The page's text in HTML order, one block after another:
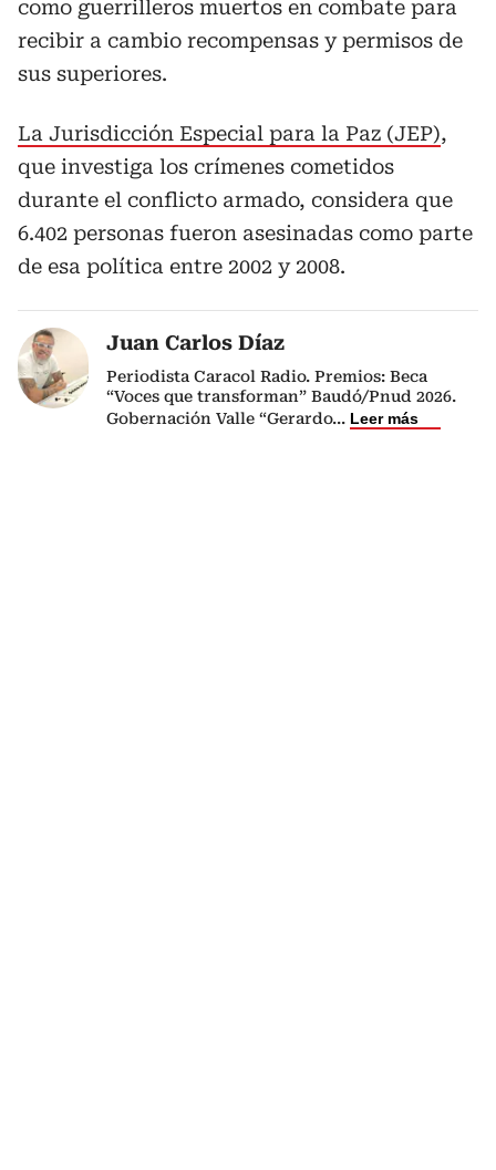
como guerrilleros muertos en combate para
recibir a cambio recompensas y permisos de
sus superiores.
La Jurisdicción Especial para la Paz (JEP),
que investiga los crímenes cometidos
durante el conflicto armado, considera que
6.402 personas fueron asesinadas como parte
de esa política entre 2002 y 2008.
Juan Carlos Díaz
Periodista Caracol Radio. Premios: Beca
“Voces que transforman” Baudó/Pnud 2026.
Gobernación Valle “Gerardo... Leer más